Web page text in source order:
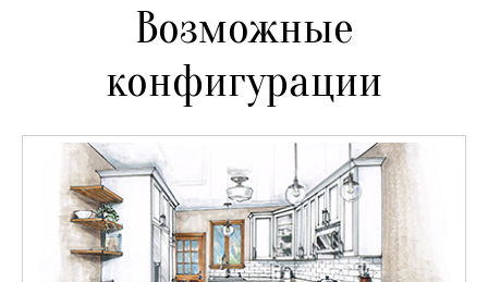
Возможные
конфигурации